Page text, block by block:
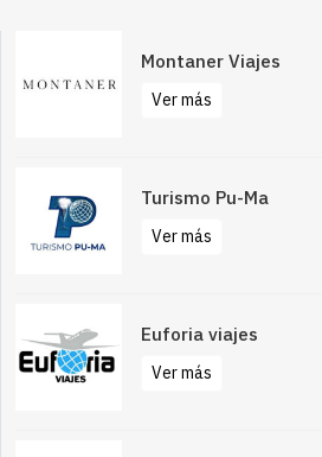
Montaner Viajes
Ver más
Turismo Pu-Ma
Ver más
Euforia viajes
Ver más